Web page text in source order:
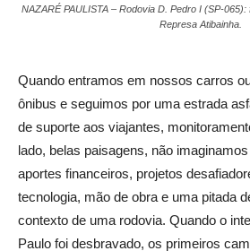
NAZARÉ PAULISTA – Rodovia D. Pedro I (SP-
Represa Atibainha.
Quando entramos em nossos carros
ônibus e seguimos por uma estrada
de suporte aos viajantes,
lado, belas paisagens, não
aportes financeiros, projetos
tecnologia, mão de obra e uma pitada
contexto de uma rodovia. Quando o
Paulo foi desbravado, os primeiros